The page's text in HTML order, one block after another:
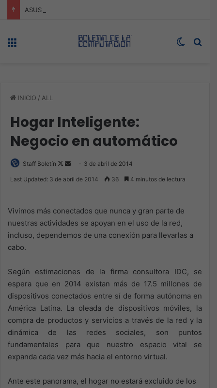
Switch
INICIO / ALL
Hogar Inteligente:
Negocio en automático
Staff Boletín
Follow
Send 3 de abril de 2014
Last Updated: 3 de abril de 2014 36 4 minutos de lectura
Vivimos más conectados que nunca y gran parte de
nuestras actividades se apoyan en el uso de la red,
incluso, dependemos de una conexión para llevarlas a
cabo.
Según estimaciones de la firma consultora IDC, se
espera que en 2014 existan más de 17.5 millones de
dispositivos conectados entre sí de forma autónoma en
América Latina. La oleada de dispositivos móviles, la
compra de productos y servicios a través de la red y la
dinámica de las redes sociales, son puntos
fundamentales para que nuestro espacio vital se
expanda cada vez más hacia el entorno virtual.
Ante este panorama, el hogar no estará excluido de los